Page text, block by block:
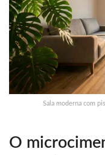
Sala moderna com
O